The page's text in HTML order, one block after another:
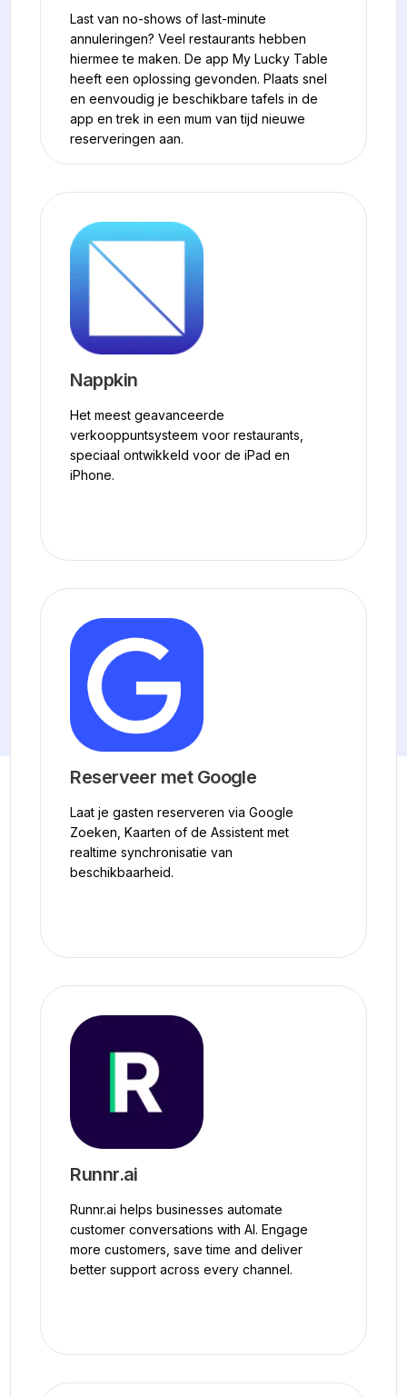
Last van no-shows of last-minute
annuleringen? Veel restaurants hebben
hiermee te maken. De app My Lucky Table
heeft een oplossing gevonden. Plaats snel
en eenvoudig je beschikbare tafels in de
app en trek in een mum van tijd nieuwe
reserveringen aan.
Nappkin
Het meest geavanceerde
verkooppuntsysteem voor restaurants,
speciaal ontwikkeld voor de iPad en
iPhone.
Reserveer met Google
Laat je gasten reserveren via Google
Zoeken, Kaarten of de Assistent met
realtime synchronisatie van
beschikbaarheid.
Runnr.ai
Runnr.ai helps businesses automate
customer conversations with AI. Engage
more customers, save time and deliver
better support across every channel.